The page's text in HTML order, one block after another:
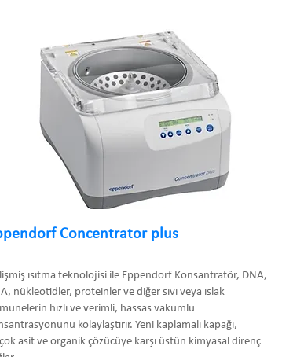
Concentrator plus
ısıtma teknolojisi ile Eppendorf Konsantratör, DNA,
nükleotidler, proteinler ve diğer sıvı veya ıslak
hızlı ve verimli, hassas vakumlu
kolaylaştırır. Yeni kaplamalı kapağı,
asit ve organik çözücüye karşı üstün kimyasal direnç